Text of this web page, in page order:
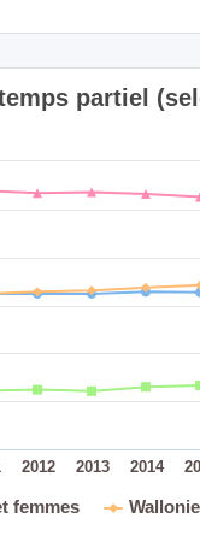
partiel
femmes
2012 2013 2014